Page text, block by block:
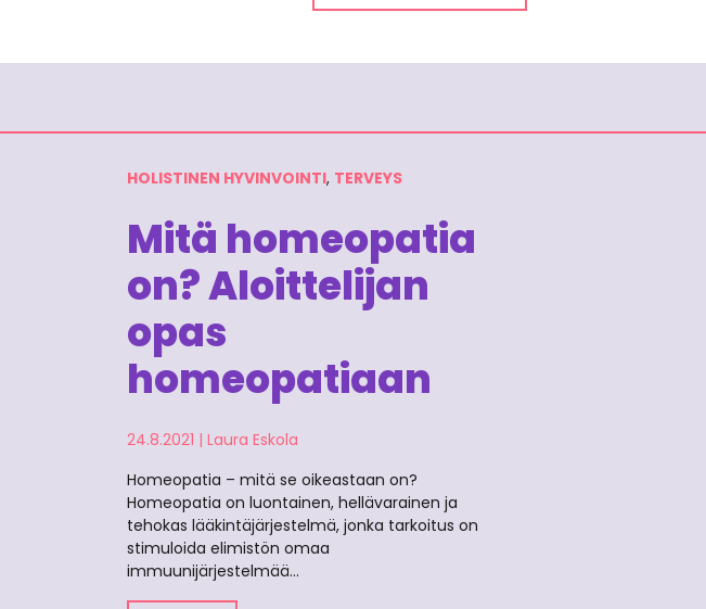
HOLISTINEN HYVINVOINTI, TERVEYS
Mitä homeopatia
on? Aloittelijan
opas
homeopatiaan
24.8.2021 | Laura Eskola
Homeopatia – mitä se oikeastaan on?
Homeopatia on luontainen, hellävarainen ja
tehokas lääkintäjärjestelmä, jonka tarkoitus on
stimuloida elimistön omaa
immuunijärjestelmää…